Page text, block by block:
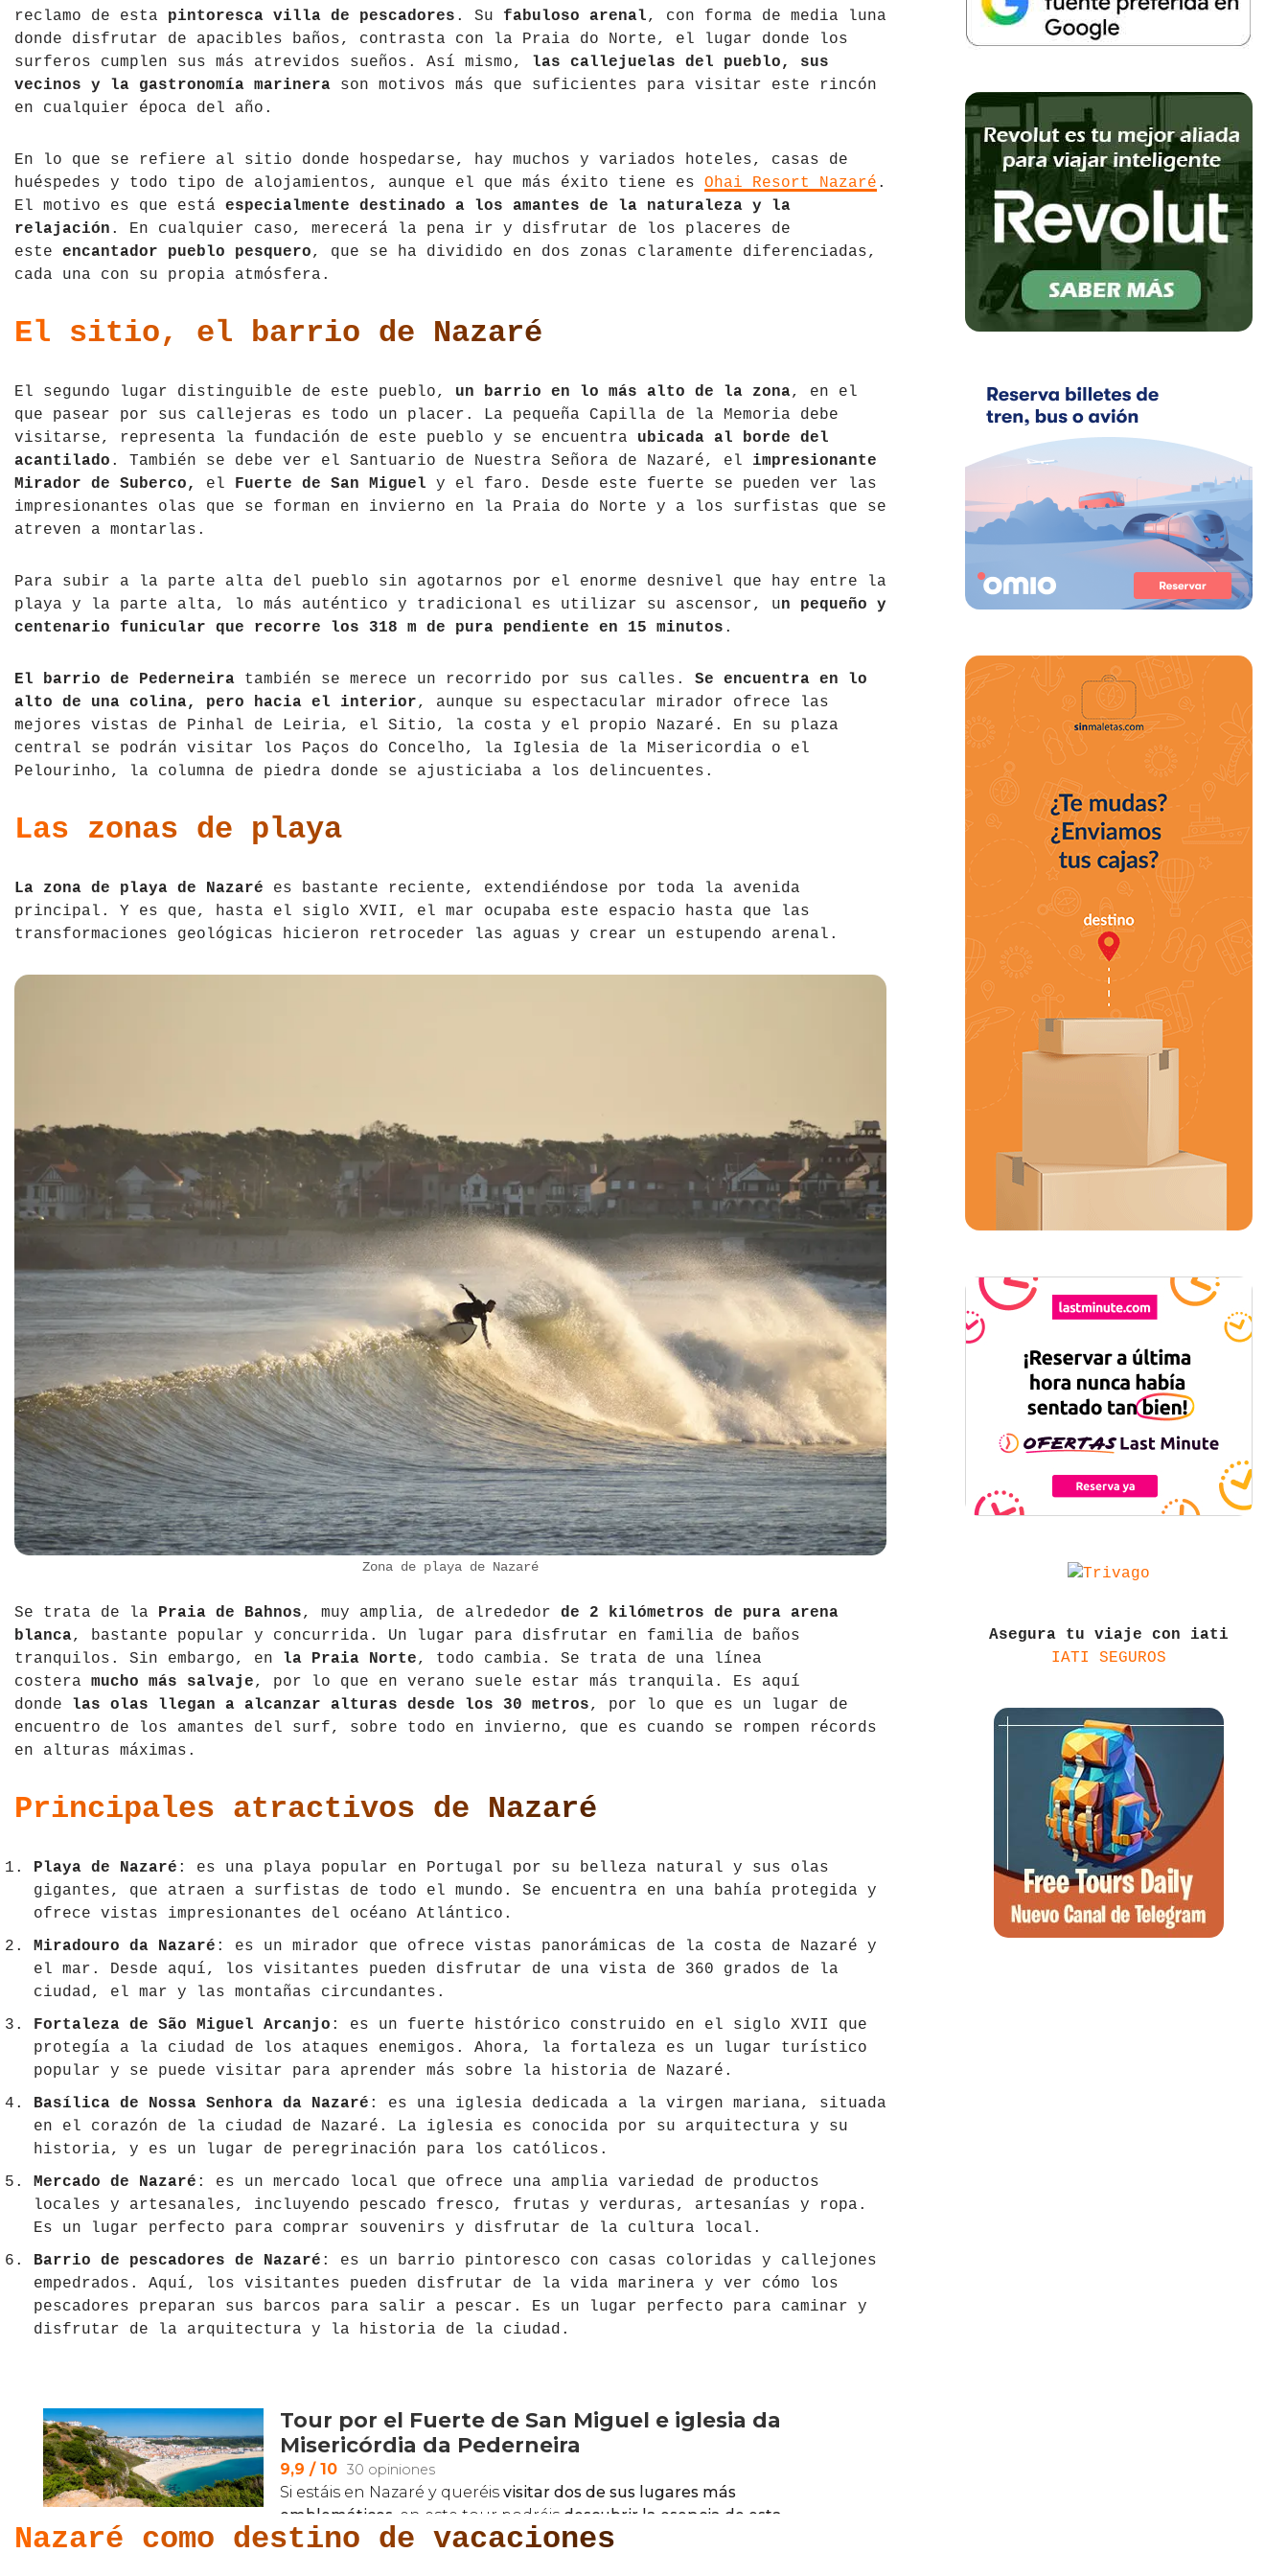
Tíbet
Vietnam
Irlanda
Islandia
Italia
Letonia
Liechtenstein
Macedonia del Norte
País de Gales
Polonia
República Checa
Rusia
Suecia
Suiza
Turquía
Ucrania
reclamo de esta pintoresca villa de pescadores . Su fabuloso arenal, con forma de media luna
donde disfrutar de apacibles baños, contrasta con la Praia do Norte, el lugar donde los
surferos cumplen sus más atrevidos sueños. Así mismo,
las callejuelas del pueblo, sus
vecinos y la gastronomía marinera son motivos más que suficientes para visitar este rincón
en cualquier época del año.
En lo que se refiere al sitio donde hospedarse, hay muchos y variados hoteles, casas de
huéspedes y todo tipo de alojamientos, aunque el que más éxito tiene es Ohai Resort Nazaré .
El motivo es que está especialmente destinado a los amantes de la naturaleza y la
relajación . En cualquier caso, merecerá la pena ir y disfrutar de los placeres de
este encantador pueblo pesquero, que se ha dividido en dos zonas claramente diferenciadas,
cada una con su propia atmósfera.
El sitio, el barrio de Nazaré
El segundo lugar distinguible de este pueblo, un barrio en lo más alto de la zona, en el
que pasear por sus callejeras es todo un placer. La pequeña Capilla de la Memoria debe
visitarse, representa la fundación de este pueblo y se encuentra ubicada al borde del
acantilado . También se debe ver el Santuario de Nuestra Señora de Nazaré, el impresionante
Mirador de Suberco, el Fuerte de San Miguel y el faro. Desde este fuerte se pueden ver las
impresionantes olas que se forman en invierno en la Praia do Norte y a los surfistas que se
atreven a montarlas.
Para subir a la parte alta del pueblo sin agotarnos por el enorme desnivel que hay entre la
playa y la parte alta, lo más auténtico y tradicional es utilizar su ascensor, un pequeño y
centenario funicular que recorre los 318 m de pura pendiente en 15 minutos .
El barrio de Pederneira también se merece un recorrido por sus calles.
Se encuentra en lo
alto de una colina, pero hacia el interior, aunque su espectacular mirador ofrece las
mejores vistas de Pinhal de Leiria, el Sitio, la costa y el propio Nazaré. En su plaza
central se podrán visitar los Paços do Concelho, la Iglesia de la Misericordia o el
Pelourinho, la columna de piedra donde se ajusticiaba a los delincuentes.
Las zonas de playa
La zona de playa de Nazaré es bastante reciente, extendiéndose por toda la avenida
principal. Y es que, hasta el siglo XVII, el mar ocupaba este espacio hasta que las
transformaciones geológicas hicieron retroceder las aguas y crear un estupendo arenal.
Zona de playa de Nazaré
Se trata de la Praia de Bahnos, muy amplia, de alrededor de 2 kilómetros de pura arena
blanca, bastante popular y concurrida. Un lugar para disfrutar en familia de baños
tranquilos. Sin embargo, en
la Praia Norte, todo cambia. Se trata de una línea
costera mucho más salvaje, por lo que en verano suele estar más tranquila. Es aquí
donde
las olas llegan a alcanzar alturas desde los 30 metros, por lo que es un lugar de
encuentro de los amantes del surf, sobre todo en invierno, que es cuando se rompen récords
en alturas máximas.
Principales atractivos de Nazaré
Playa de Nazaré : es una playa popular en Portugal por su belleza natural y sus olas
gigantes, que atraen a surfistas de todo el mundo. Se encuentra en una bahía protegida y
ofrece vistas impresionantes del océano Atlántico.
Miradouro da Nazaré : es un mirador que ofrece vistas panorámicas de la costa de Nazaré y
el mar. Desde aquí, los visitantes pueden disfrutar de una vista de 360 grados de la
ciudad, el mar y las montañas circundantes.
Fortaleza de São Miguel Arcanjo : es un fuerte histórico construido en el siglo XVII que
protegía a la ciudad de los ataques enemigos. Ahora, la fortaleza es un lugar turístico
popular y se puede visitar para aprender más sobre la historia de Nazaré.
Basílica de Nossa Senhora da Nazaré : es una iglesia dedicada a la virgen mariana, situada
en el corazón de la ciudad de Nazaré. La iglesia es conocida por su arquitectura y su
historia, y es un lugar de peregrinación para los católicos.
Mercado de Nazaré : es un mercado local que ofrece una amplia variedad de productos
locales y artesanales, incluyendo pescado fresco, frutas y verduras, artesanías y ropa.
Es un lugar perfecto para comprar souvenirs y disfrutar de la cultura local.
Barrio de pescadores de Nazaré : es un barrio pintoresco con casas coloridas y callejones
empedrados. Aquí, los visitantes pueden disfrutar de la vida marinera y ver cómo los
pescadores preparan sus barcos para salir a pescar. Es un lugar perfecto para caminar y
disfrutar de la arquitectura y la historia de la ciudad.
Nazaré como destino de vacaciones
Asegura tu viaje con iati
IATI SEGUROS